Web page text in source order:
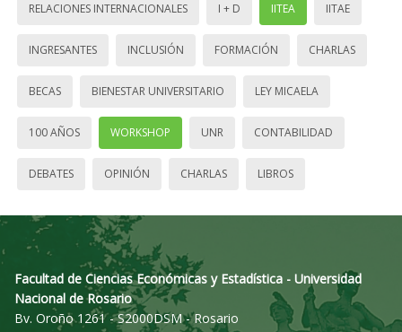
RELACIONES INTERNACIONALES I + D IITEA IITAE
INGRESANTES INCLUSIÓN FORMACIÓN CHARLAS
BECAS BIENESTAR UNIVERSITARIO LEY MICAELA
100 AÑOS WORKSHOP UNR CONTABILIDAD
DEBATES OPINIÓN CHARLAS LIBROS
Facultad de Ciencias Económicas y Estadística - Universidad
Nacional de Rosario
Bv. Oroño 1261 - S2000DSM - Rosario